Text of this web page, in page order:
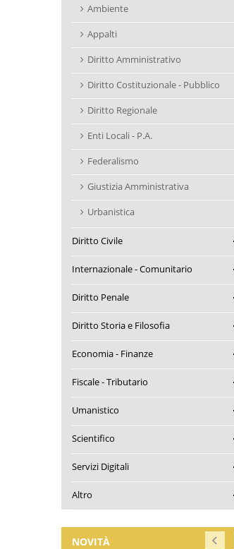
Ambiente
Appalti
Diritto Amministrativo
Diritto Costituzionale - Pubblico
Diritto Regionale
Enti Locali - P.A.
Federalismo
Giustizia Amministrativa
Urbanistica
Diritto Civile
Internazionale - Comunitario
Diritto Penale
Diritto Storia e Filosofia
Economia - Finanze
Fiscale - Tributario
Umanistico
Scientifico
Servizi Digitali
Altro
NOVITÀ